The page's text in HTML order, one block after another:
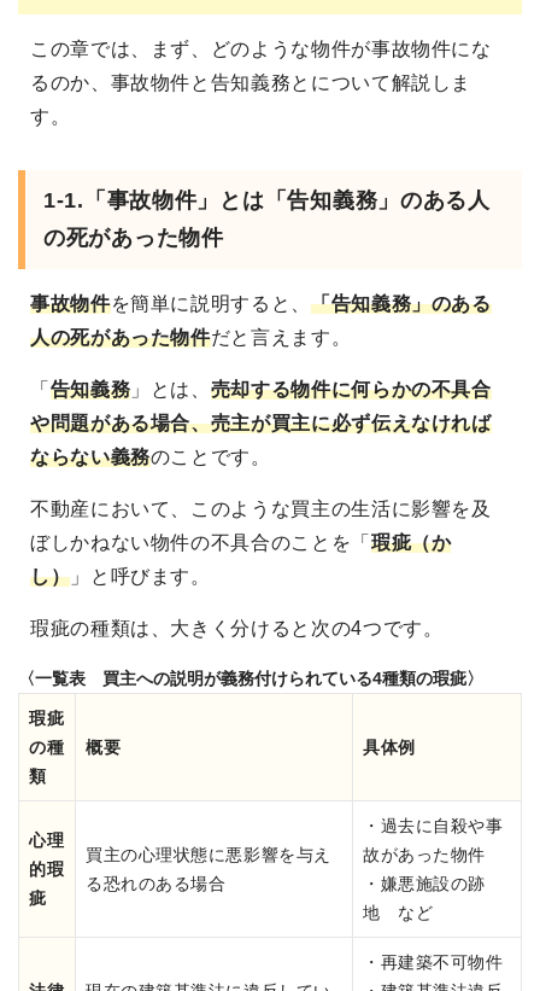
この章では、まず、どのような物件が事故物件にな
るのか、事故物件と告知義務とについて解説しま
す。
1-1.「事故物件」とは「告知義務」のある人
の死があった物件
事故物件を簡単に説明すると、 「告知義務」のある
人の死があった物件だと言えます。
「 告知義務 」とは、 売却する物件に何らかの不具合
や問題がある場合、売主が買主に必ず伝えなければ
ならない義務のことです。
不動産において、このような買主の生活に影響を及
ぼしかねない物件の不具合のことを「 瑕疵（か
し） 」と呼びます。
瑕疵の種類は、大きく分けると次の4つです。
〈一覧表 買主への説明が義務付けられている4種類の瑕疵〉
瑕疵
の種
類
概要 具体例
心理
的瑕
疵
買主の心理状態に悪影響を与え
る恐れのある場合
・過去に自殺や事
故があった物件
・嫌悪施設の跡
地 など
・再建築不可物件